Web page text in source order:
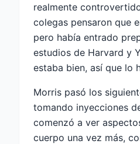
realmente
colegas pensaron que
pero había entrado
estudios de Harvard y
estaba bien, así que lo
Morris pasó los
tomando inyecciones
comenzó a ver
cuerpo una vez más,